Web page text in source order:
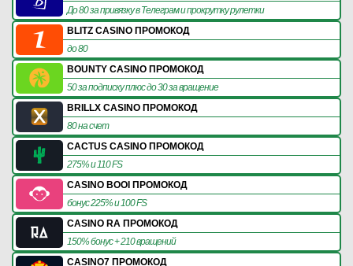
До 80 за привязку в Телеграм и прокрутку рулетки
BLITZ CASINO ПРОМОКОД
до 80
BOUNTY CASINO ПРОМОКОД
50 за подписку плюс до 30 за вращение
BRILLX CASINO ПРОМОКОД
80 на счет
CACTUS CASINO ПРОМОКОД
275% и 110 FS
CASINO BOOI ПРОМОКОД
бонус 225% и 100 FS
CASINO RA ПРОМОКОД
150% бонус + 210 вращений
CASINO7 ПРОМОКОД